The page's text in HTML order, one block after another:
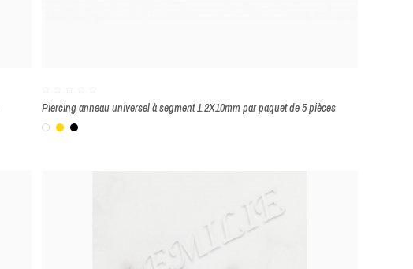
Piercing anneau universel à segment 1.2X10mm par paquet de 5 pièces
Blanc
OrNoir